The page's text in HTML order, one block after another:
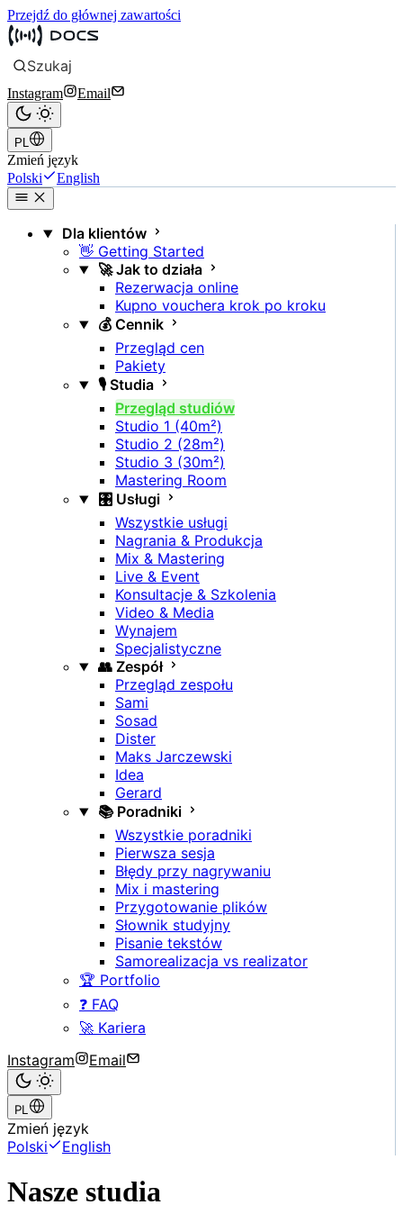
Przejdź do głównej zawartości
Szukaj
Instagram Email
PL
Zmień język
Polski
English
Dla klientów
👋 Getting Started
🚀 Jak to działa
Rezerwacja online
Kupno vouchera krok po kroku
💰 Cennik
Przegląd cen
Pakiety
🎙️ Studia
Przegląd studiów
Studio 1 (40m²)
Studio 2 (28m²)
Studio 3 (30m²)
Mastering Room
🎛️ Usługi
Wszystkie usługi
Nagrania & Produkcja
Mix & Mastering
Live & Event
Konsultacje & Szkolenia
Video & Media
Wynajem
Specjalistyczne
👥 Zespół
Przegląd zespołu
Sami
Sosad
Dister
Maks Jarczewski
Idea
Gerard
📚 Poradniki
Wszystkie poradniki
Pierwsza sesja
Błędy przy nagrywaniu
Mix i mastering
Przygotowanie plików
Słownik studyjny
Pisanie tekstów
Samorealizacja vs realizator
🏆 Portfolio
❓ FAQ
🚀 Kariera
Instagram
Email
PL
Zmień język
Polski
English
Nasze studia